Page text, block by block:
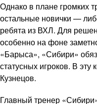
Однако в плане громких
остальные новички —
ребята из ВХЛ. Для
особенно на фоне
«Барыса», «Сибири»
статусных игроков. В
Кузнецов.
Главный тренер